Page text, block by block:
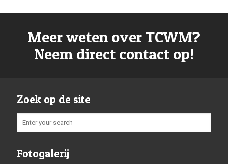
Meer weten over TCWM?
Neem direct contact op!
Zoek op de site
Fotogalerij